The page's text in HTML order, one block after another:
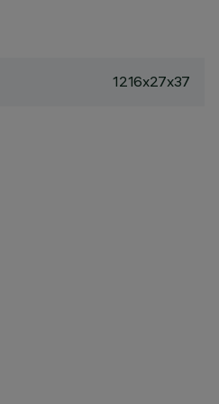
1216x27x37